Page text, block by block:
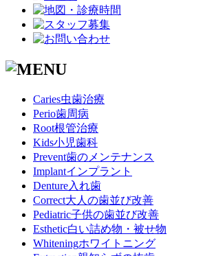
Caries虫歯治療
Perio歯周病
Root根管治療
Kids小児歯科
Prevent歯のメンテナンス
Implantインプラント
Denture入れ歯
Correct大人の歯並び改善
Pediatric子供の歯並び改善
Esthetic白い詰め物・被せ物
Whiteningホワイトニング